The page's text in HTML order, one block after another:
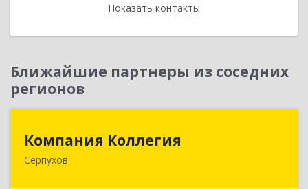
Показать контакты
Назад
Ближайшие партнеры из соседних
регионов
Компания Коллегия
Серпухов
142211, Московская обл, Серпухов г, Оборонная